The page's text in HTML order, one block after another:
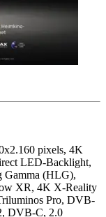
pixels, 4K
LED-Backlight,
Gamma (HLG),
XR, 4K X-Reality
Pro, DVB-
DVB-C, 2.0